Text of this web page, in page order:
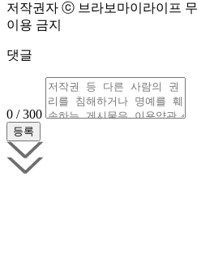
저작권자 ⓒ 브라보마이라이프
이용 금지
댓글
0 / 300